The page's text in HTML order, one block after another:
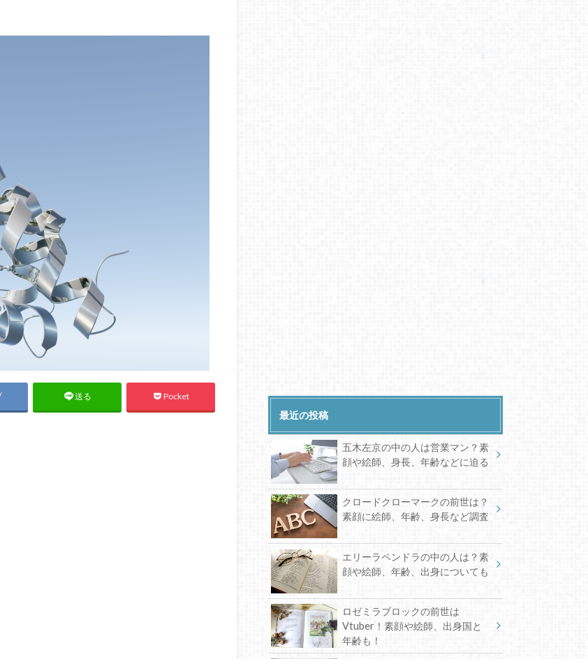
送る Pocket
最近の投稿
五木左京の中の人は営業マン？素
顔や絵師、身長、年齢などに迫る
クロードクローマークの前世は？
素顔に絵師、年齢、身長など調査
エリーラペンドラの中の人は？素
顔や絵師、年齢、出身についても
ロゼミラブロックの前世は
Vtuber！素顔や絵師、出身国と
年齢も！